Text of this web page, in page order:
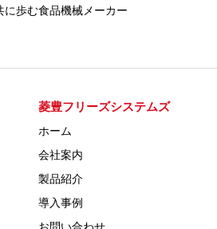
に歩む食品機械メーカー
菱豊フリーズシステムズ
ホーム
会社案内
製品紹介
導入事例
お問い合わせ